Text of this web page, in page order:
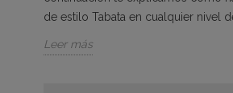
de estilo Tabata en cualquier nivel
Leer más